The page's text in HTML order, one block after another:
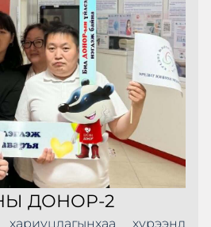
ДОНОР-2
хүрээнд